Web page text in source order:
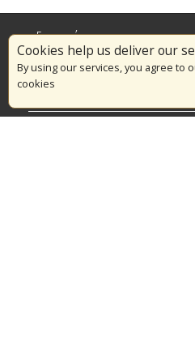
Cookies help us deliver our
By using our services, you agree to
cookies
Επικαιρότητα
Το Πυροσβεστικό Σώμα